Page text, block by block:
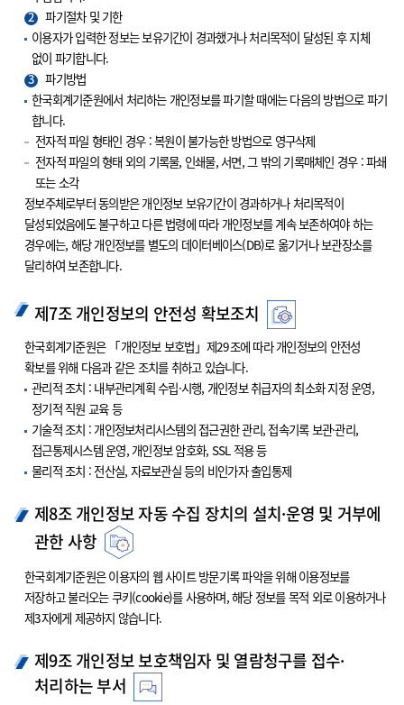
2
파기절차 및 기한
이용자가 입력한 정보는 보유기간이 경과했거나 처리목적이 달성된 후 지체
없이 파기합니다.
3
파기방법
한국회계기준원에서 처리하는 개인정보를 파기할 때에는 다음의 방법으로 파기
합니다.
전자적 파일 형태인 경우 : 복원이 불가능한 방법으로 영구삭제
전자적 파일의 형태 외의 기록물, 인쇄물, 서면, 그 밖의 기록매체인 경우 : 파쇄
또는 소각
정보주체로부터 동의받은 개인정보 보유기간이 경과하거나 처리목적이
달성되었음에도 불구하고 다른 법령에 따라 개인정보를 계속 보존하여야 하는
경우에는, 해당 개인정보를 별도의 데이터베이스(DB)로 옮기거나 보관장소를
달리하여 보존합니다.
제7조 개인정보의 안전성 확보조치
한국회계기준원은 「개인정보 보호법」제29조에 따라 개인정보의 안전성
확보를 위해 다음과 같은 조치를 취하고 있습니다.
관리적 조치 : 내부관리계획 수립·시행, 개인정보 취급자의 최소화 지정 운영,
정기적 직원 교육 등
기술적 조치 : 개인정보처리시스템의 접근권한 관리, 접속기록 보관·관리,
접근통제시스템 운영, 개인정보 암호화, SSL 적용 등
물리적 조치 : 전산실, 자료보관실 등의 비인가자 출입통제
제8조 개인정보 자동 수집 장치의 설치·운영 및 거부에
관한 사항
한국회계기준원은 이용자의 웹 사이트 방문기록 파악을 위해 이용정보를
저장하고 불러오는 쿠키(cookie)를 사용하며, 해당 정보를 목적 외로 이용하거나
제3자에게 제공하지 않습니다.
제9조 개인정보 보호책임자 및 열람청구를 접수·
처리하는 부서